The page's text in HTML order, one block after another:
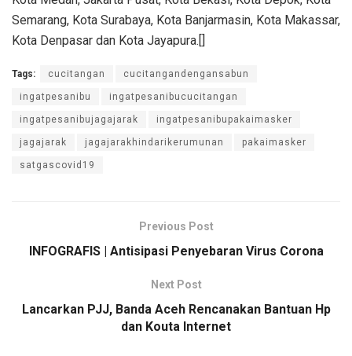
Semarang, Kota Surabaya, Kota Banjarmasin, Kota Makassar,
Kota Denpasar dan Kota Jayapura.[]
Tags: cucitangan cucitangandengansabun
ingatpesanibu ingatpesanibucucitangan
ingatpesanibujagajarak ingatpesanibupakaimasker
jagajarak jagajarakhindarikerumunan pakaimasker
satgascovid19
Previous Post
INFOGRAFIS | Antisipasi Penyebaran Virus Corona
Next Post
Lancarkan PJJ, Banda Aceh Rencanakan Bantuan Hp
dan Kouta Internet